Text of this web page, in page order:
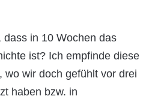
in 10 Wochen das
ist? Ich empfinde diese
wo wir doch gefühlt vor drei
haben bzw. in